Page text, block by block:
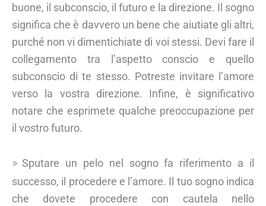
buone, il subconscio, il futuro e la direzione. Il sogno
significa che è davvero un bene che aiutiate gli altri,
purché non vi dimentichiate di voi stessi. Devi fare il
collegamento tra l’aspetto conscio e quello
subconscio di te stesso. Potreste invitare l’amore
verso la vostra direzione. Infine, è significativo
notare che esprimete qualche preoccupazione per
il vostro futuro.
Sputare un pelo nel sogno fa riferimento a il
successo, il procedere e l’amore. Il tuo sogno indica
che dovete procedere con cautela nello